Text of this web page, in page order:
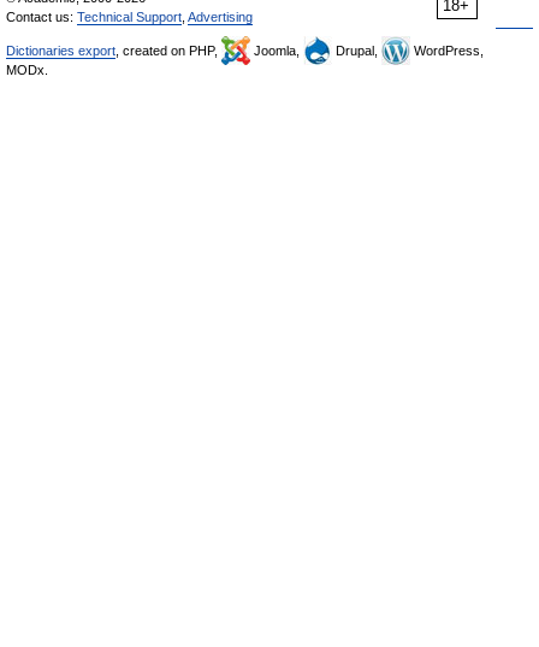
18+
Contact us: Technical Support Advertising
Dictionaries export , created on PHP, Joomla, Drupal,
WordPress,
MODx.